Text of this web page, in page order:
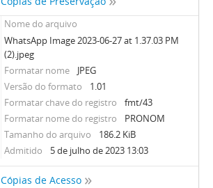
Nome do arquivo
WhatsApp Image 2023-06-27 at 1.37.03 PM
(2).jpeg
Formatar nome
JPEG
Versão do formato
1.01
Formatar chave do registro
fmt/43
Formatar nome do registro
PRONOM
Tamanho do arquivo
186.2 KiB
Admitido
5 de julho de 2023 13:03
Cópias de Acesso